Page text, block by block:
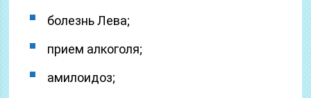
­болезнь Лева;
­прием алкоголя;
­амилоидоз;